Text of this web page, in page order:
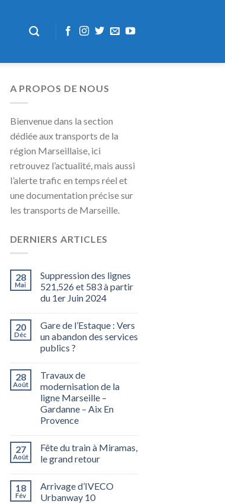
A PROPOS DE NOUS
Bienvenue dans la section
dédiée aux transports de la
région Marseillaise, ici
retrouvez l’actualité, mais aussi
l’alerte trafic en temps réel et
une documentation précise sur
les transports de Marseille.
DERNIERS ARTICLES
28
Mai
Suppression des lignes
521,526 et 583 à partir
du 1er Juin 2024
20
Déc
Gare de l’Estaque : Vers
un abandon des services
publics ?
28
Août
Travaux de
modernisation de la
ligne Marseille –
Gardanne – Aix En
Provence
27
Août
Fête du train à Miramas,
le grand retour
18
Fév
Arrivage d’IVECO
Urbanway 10